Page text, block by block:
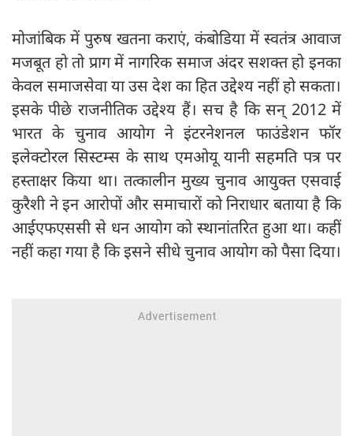
मोजांबिक में पुरुष खतना कराएं, कंबोडिया में स्वतंत्र आवाज
मजबूत हो तो प्राग में नागरिक समाज अंदर सशक्त हो इनका
केवल समाजसेवा या उस देश का हित उद्देश्य नहीं हो सकता।
इसके पीछे राजनीतिक उद्देश्य हैं। सच है कि सन् 2012 में
भारत के चुनाव आयोग ने इंटरनेशनल फाउंडेशन फॉर
इलेक्टोरल सिस्टम्स के साथ एमओयू यानी सहमति पत्र पर
हस्ताक्षर किया था। तत्कालीन मुख्य चुनाव आयुक्त एसवाई
कुरैशी ने इन आरोपों और समाचारों को निराधार बताया है कि
आईएफएससी से धन आयोग को स्थानांतरित हुआ था। कहीं
नहीं कहा गया है कि इसने सीधे चुनाव आयोग को पैसा दिया।